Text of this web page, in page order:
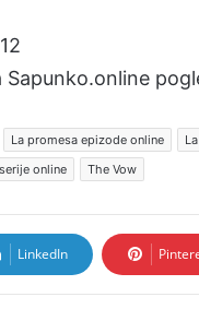
Sapunko.online
La promesa epizode online
online The Vow
LinkedIn